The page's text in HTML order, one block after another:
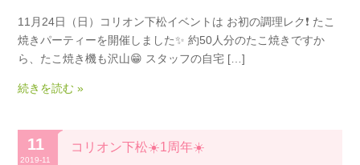
11月24日（日）コリオン下松イベントは お初の調理レク❗️ たこ
焼きパーティーを開催しました✨ 約50人分のたこ焼きですか
ら、たこ焼き機も沢山😁 スタッフの自宅 […]
続きを読む »
11
2019-11
コリオン下松☀️1周年☀️